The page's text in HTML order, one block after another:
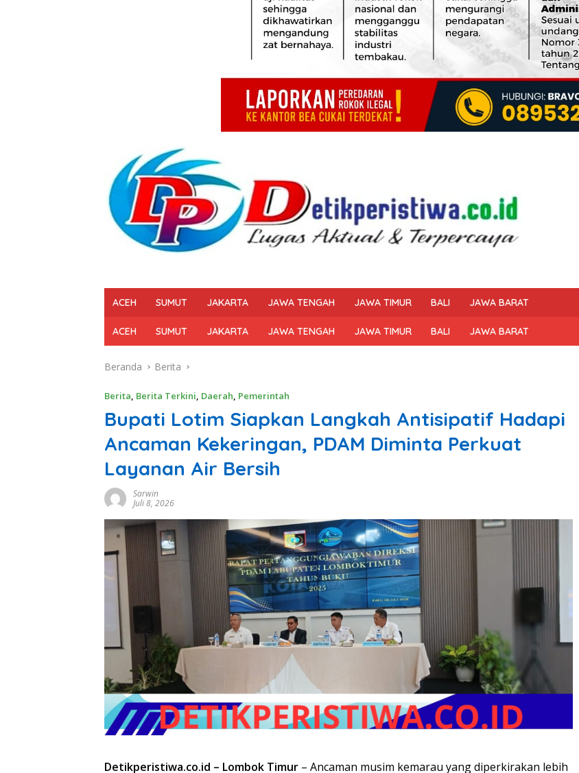
ACEH SUMUT JAKARTA JAWA TENGAH JAWA TIMUR BALI JAWA BARAT
ACEH SUMUT JAKARTA JAWA TENGAH JAWA TIMUR BALI JAWA BARAT
Beranda Berita
Berita, Berita Terkini, Daerah, Pemerintah
Bupati Lotim Siapkan Langkah Antisipatif Hadapi
Ancaman Kekeringan, PDAM Diminta Perkuat
Layanan Air Bersih
Sarwin
Juli 8, 2026
Detikperistiwa.co.id – Lombok Timur – Ancaman musim kemarau yang diperkirakan lebih